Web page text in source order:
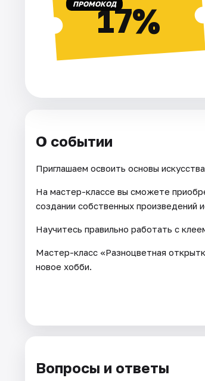
ПРОМОКОД17%
О событии
Приглашаем освоить основы
На мастер-классе вы сможете
создании собственных произведений
Научитесь правильно работать с
Мастер-класс «Разноцветная
новое хобби.
Вопросы и ответы